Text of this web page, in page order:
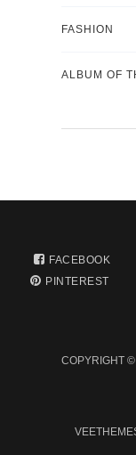
FASHION
ALBUM OF
FACEBOOK
PINTEREST
COPYRIGHT ©